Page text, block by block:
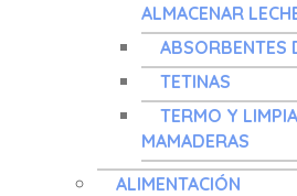
ALMACENAR
ABSORBENTES
TETINAS
TERMO Y
MAMADERAS
ALIMENTACIÓN